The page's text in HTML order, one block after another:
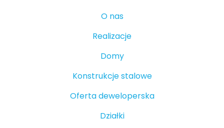
O nas
Realizacje
Domy
Konstrukcje stalowe
Oferta deweloperska
Działki